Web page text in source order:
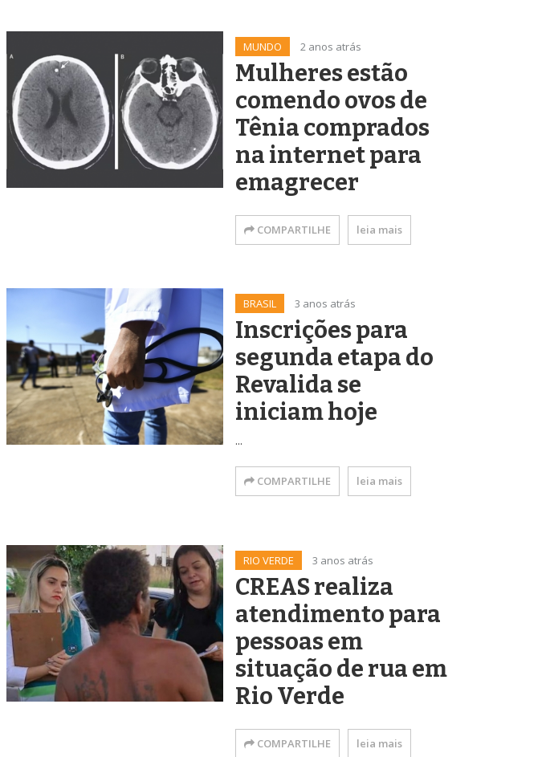
MUNDO 2 anos atrás
Mulheres estão
comendo ovos de
Tênia comprados
na internet para
emagrecer
COMPARTILHE leia mais
BRASIL 3 anos atrás
Inscrições para
segunda etapa do
Revalida se
iniciam hoje
...
COMPARTILHE leia mais
RIO VERDE 3 anos atrás
CREAS realiza
atendimento para
pessoas em
situação de rua em
Rio Verde
COMPARTILHE leia mais